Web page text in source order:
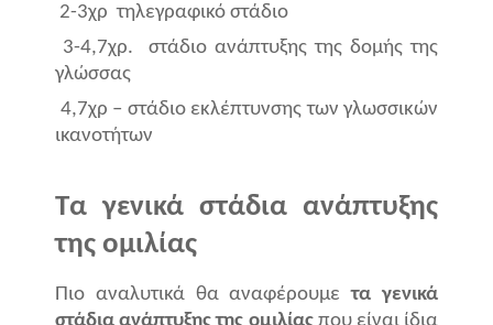
2-3χρ τηλεγραφικό στάδιο
3-4,7χρ.
στάδιο ανάπτυξης της δομής της
γλώσσας
4,7χρ – στάδιο εκλέπτυνσης των γλωσσικών
ικανοτήτων
Τα γενικά στάδια ανάπτυξης
της ομιλίας
Πιο αναλυτικά θα αναφέρουμετα γενικά